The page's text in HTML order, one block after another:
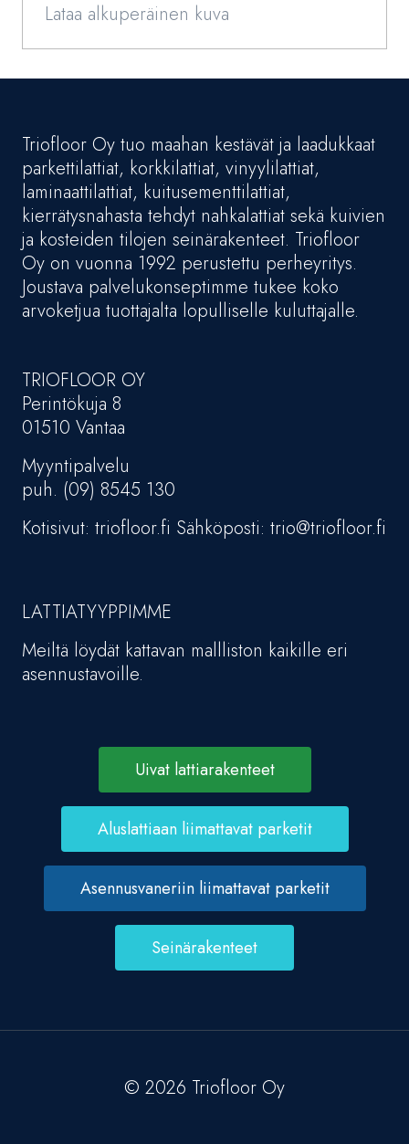
Lataa alkuperäinen kuva
Triofloor Oy tuo maahan kestävät ja laadukkaat
parkettilattiat, korkkilattiat, vinyylilattiat,
laminaattilattiat, kuitusementtilattiat,
kierrätysnahasta tehdyt nahkalattiat sekä kuivien
ja kosteiden tilojen seinärakenteet. Triofloor
Oy on vuonna 1992 perustettu perheyritys.
Joustava palvelukonseptimme tukee koko
arvoketjua tuottajalta lopulliselle kuluttajalle.
TRIOFLOOR OY
Perintökuja 8
01510 Vantaa
Myyntipalvelu
puh. (09) 8545 130
Kotisivut: triofloor.fi Sähköposti: trio@triofloor.fi
LATTIATYYPPIMME
Meiltä löydät kattavan mallliston kaikille eri
asennustavoille.
Uivat lattiarakenteet
Aluslattiaan liimattavat parketit
Asennusvaneriin liimattavat parketit
Seinärakenteet
© 2026 Triofloor Oy